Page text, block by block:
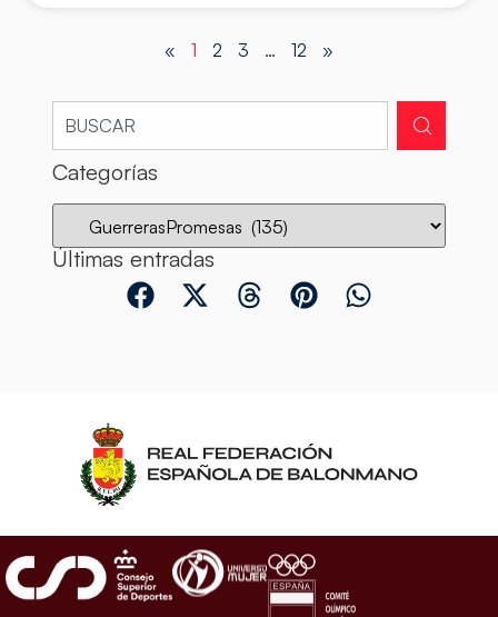
« 1 2 3 … 12 »
Categorías
Últimas entradas